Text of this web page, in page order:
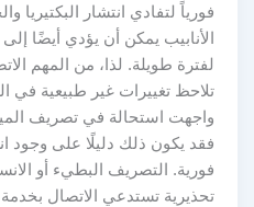
فورياً لتفادي انتشار البكتيريا
الأنابيب يمكن أن يؤدي أيضًا
لفترة طويلة. لذا، من المهم
تلاحظ تغييرات غير طبيعية في
واجهت استحالة في تصريف
فقد يكون ذلك دليلًا على وجود
فورية. التصريف البطيء أو
تحذيرية تستدعي الاتصال